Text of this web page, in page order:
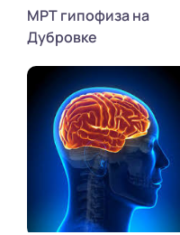
МРТ гипофиза на
Дубровке